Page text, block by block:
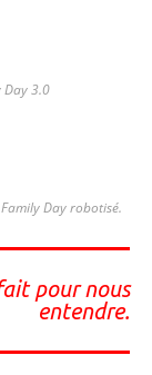
3.0
Day robotisé.
pour nous
entendre.